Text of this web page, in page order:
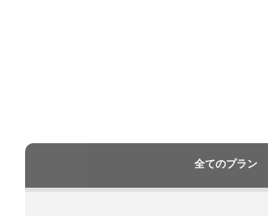
全てのプラン